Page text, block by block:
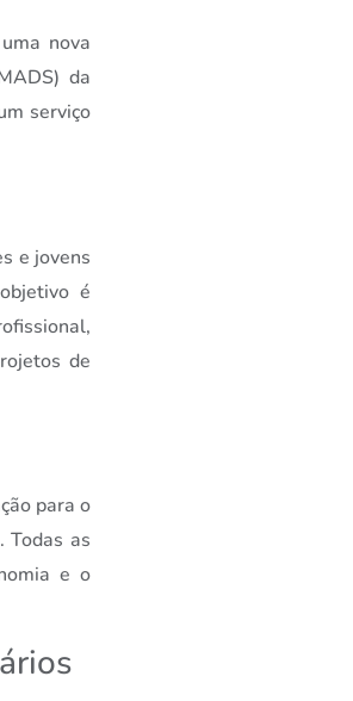
nova
da
serviço
e jovens
é
de
para o
Todas as
e o